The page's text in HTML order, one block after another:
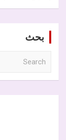
بحث